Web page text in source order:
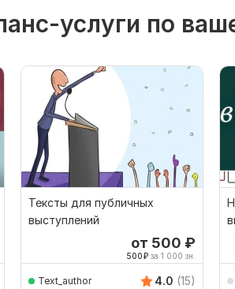
услуги по
Тексты для публичных
выступлений
от 500 ₽
500₽ за 1 000 зн.
Text_author 4.0 (15)